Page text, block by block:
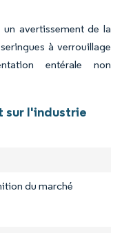
avertissement de la
à verrouillage
entérale non
sur l'industrie
du marché